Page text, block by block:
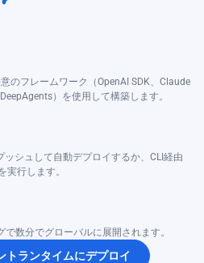
のフレームワーク（OpenAI SDK、Claude
）を使用して構築します。
シュして自動デプロイするか、CLI経由
実行します。
で数分でグローバルに展開されます。
トランタイムにデプロイ